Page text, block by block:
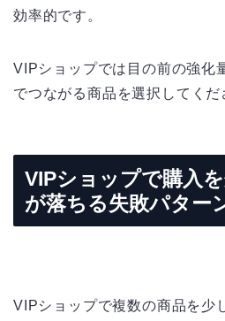
効率的です。
VIPショップでは目の前の強化
でつながる商品を選択してくだ
VIPショップで購入
が落ちる失敗パター
VIPショップで複数の商品を少